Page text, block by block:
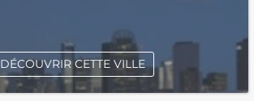
DÉCOUVRIR CETTE VILLE